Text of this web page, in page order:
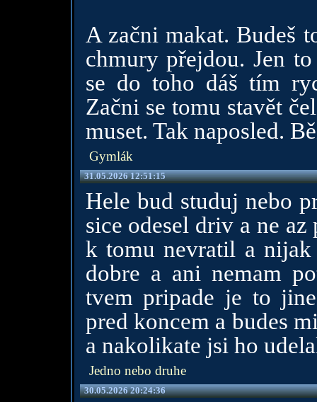
A začni makat. Budeš
chmury přejdou. Jen
se do toho dáš tím
Začni se tomu stavět
muset. Tak naposled.
Gymlák
31.05.2026 12:51:15
Hele bud studuj nebo
sice odesel driv a ne az
k tomu nevratil a
dobre a ani nemam
tvem pripade je to
pred koncem a budes
a nakolikate jsi ho
Jedno nebo druhe
30.05.2026 20:24:36